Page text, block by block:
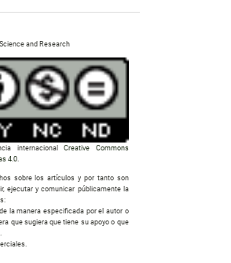
and Research
internacionalCreative Commons
4.0
sobre los artículos y por tanto son
ejecutar y comunicar públicamente la
la manera especificada por el autor o
que sugiera que tiene su apoyo o que